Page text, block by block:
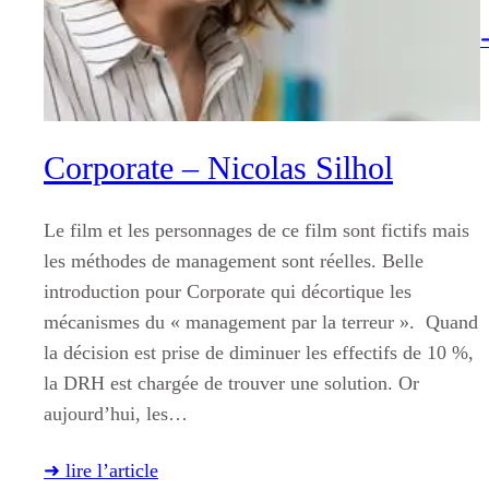
Corporate – Nicolas Silhol
Le film et les personnages de ce film sont fictifs mais
les méthodes de management sont réelles. Belle
introduction pour Corporate qui décortique les
mécanismes du « management par la terreur ». Quand
la décision est prise de diminuer les effectifs de 10 %,
la DRH est chargée de trouver une solution. Or
aujourd’hui, les…
➜ lire l’article